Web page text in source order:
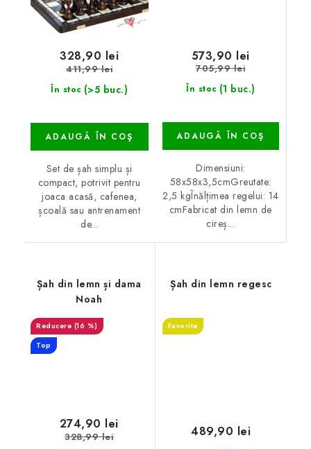
În stoc (>5 buc.)
328,90 lei
411,99 lei
ADAUGĂ ÎN COŞ
Set de șah simplu și
compact, potrivit pentru
joaca acasă, cafenea,
școală sau antrenament
de...
În stoc (1 buc.)
573,90 lei
705,99 lei
ADAUGĂ ÎN COŞ
Dimensiuni:
58x58x3,5cmGreutate:
2,5 kgÎnălțimea regelui: 14
cmFabricat din lemn de
cireș...
Șah din lemn și dama
Noah
(16 %)
Top
274,90 lei
328,99 lei
Șah din lemn regesc
Favorite
489,90 lei